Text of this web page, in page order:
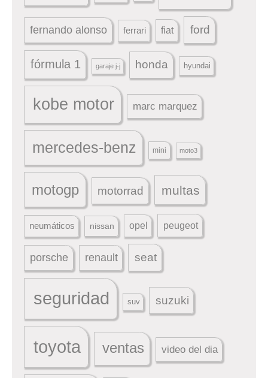
fernando alonso ferrari fiat ford
fórmula 1 garaje j-j honda hyundai
kobe motor marc marquez
mercedes-benz mini moto3
motogp motorrad multas
neumáticos nissan opel peugeot
porsche renault seat
seguridad suv suzuki
toyota ventas video del dia